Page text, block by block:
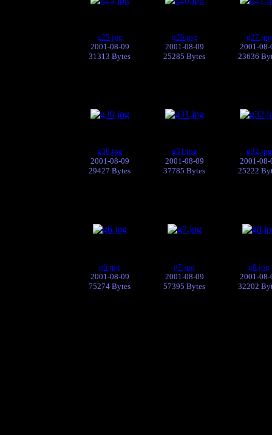
g25.jpg
2001-08-09
31313 Bytes
g26.jpg
2001-08-09
25285 Bytes
g27.jpg
2001-08-
23636
g30.jpg
2001-08-09
29427 Bytes
g31.jpg
2001-08-09
37785 Bytes
g32.jpg
2001-08-
25222
g6.jpg
2001-08-09
75274 Bytes
g7.jpg
2001-08-09
57395 Bytes
g8.jpg
2001-08-
32202